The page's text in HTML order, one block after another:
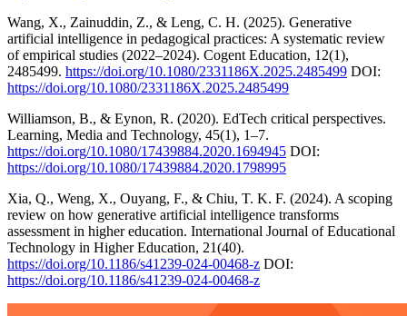
Wang, X., Zainuddin, Z., & Leng, C. H. (2025). Generative
artificial intelligence in pedagogical practices: A systematic review
of empirical studies (2022–2024). Cogent Education, 12(1),
2485499. https://doi.org/10.1080/2331186X.2025.2485499 DOI:
https://doi.org/10.1080/2331186X.2025.2485499
Williamson, B., & Eynon, R. (2020). EdTech critical perspectives.
Learning, Media and Technology, 45(1), 1–7.
https://doi.org/10.1080/17439884.2020.1694945 DOI:
https://doi.org/10.1080/17439884.2020.1798995
Xia, Q., Weng, X., Ouyang, F., & Chiu, T. K. F. (2024). A scoping
review on how generative artificial intelligence transforms
assessment in higher education. International Journal of Educational
Technology in Higher Education, 21(40).
https://doi.org/10.1186/s41239-024-00468-z DOI:
https://doi.org/10.1186/s41239-024-00468-z